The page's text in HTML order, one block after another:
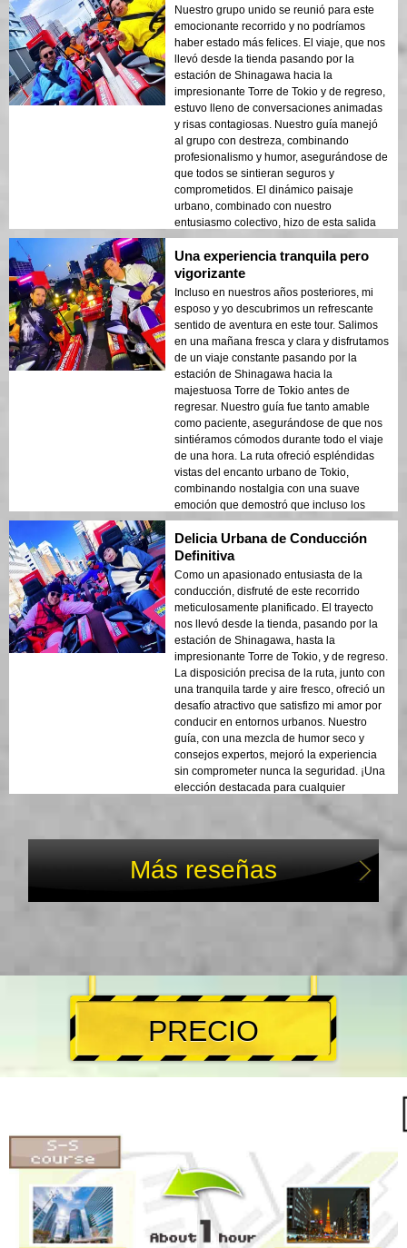
Nuestro grupo unido se reunió para este
emocionante recorrido y no podríamos
haber estado más felices. El viaje, que nos
llevó desde la tienda pasando por la
estación de Shinagawa hacia la
impresionante Torre de Tokio y de regreso,
estuvo lleno de conversaciones animadas
y risas contagiosas. Nuestro guía manejó
al grupo con destreza, combinando
profesionalismo y humor, asegurándose de
que todos se sintieran seguros y
comprometidos. El dinámico paisaje
urbano, combinado con nuestro
entusiasmo colectivo, hizo de esta salida
una experiencia destacada en Tokio para
todo nuestro equipo.
Una experiencia tranquila pero
vigorizante
Incluso en nuestros años posteriores, mi
esposo y yo descubrimos un refrescante
sentido de aventura en este tour. Salimos
en una mañana fresca y clara y disfrutamos
de un viaje constante pasando por la
estación de Shinagawa hacia la
majestuosa Torre de Tokio antes de
regresar. Nuestro guía fue tanto amable
como paciente, asegurándose de que nos
sintiéramos cómodos durante todo el viaje
de una hora. La ruta ofreció espléndidas
vistas del encanto urbano de Tokio,
combinando nostalgia con una suave
emoción que demostró que incluso los
viajeros maduros pueden disfrutar de un
vibrante día fuera.
Delicia Urbana de Conducción
Definitiva
Como un apasionado entusiasta de la
conducción, disfruté de este recorrido
meticulosamente planificado. El trayecto
nos llevó desde la tienda, pasando por la
estación de Shinagawa, hasta la
impresionante Torre de Tokio, y de regreso.
La disposición precisa de la ruta, junto con
una tranquila tarde y aire fresco, ofreció un
desafío atractivo que satisfizo mi amor por
conducir en entornos urbanos. Nuestro
guía, con una mezcla de humor seco y
consejos expertos, mejoró la experiencia
sin comprometer nunca la seguridad. ¡Una
elección destacada para cualquier
aficionado a la conducción que visite Tokio!
Más reseñas
PRECIO